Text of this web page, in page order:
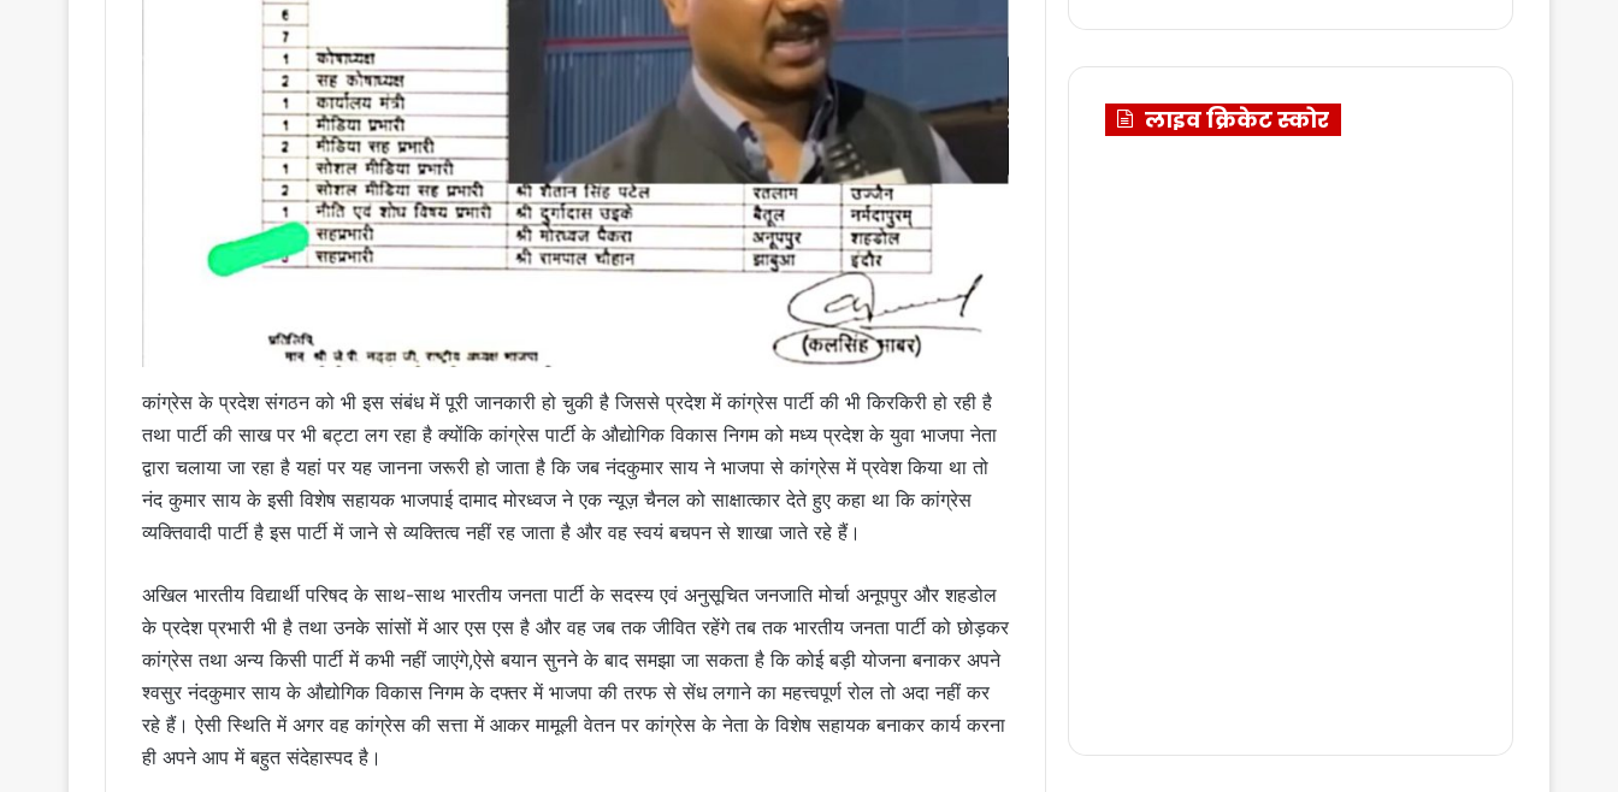
कांग्रेस के प्रदेश संगठन को भी इस संबंध में पूरी जानकारी हो चुकी है जिससे प्रदेश में कांग्रेस पार्टी की भी किरकिरी हो रही है
तथा पार्टी की साख पर भी बट्टा लग रहा है क्योंकि कांग्रेस पार्टी के औद्योगिक विकास निगम को मध्य प्रदेश के युवा भाजपा नेता
द्वारा चलाया जा रहा है यहां पर यह जानना जरूरी हो जाता है कि जब नंदकुमार साय ने भाजपा से कांग्रेस में प्रवेश किया था तो
नंद कुमार साय के इसी विशेष सहायक भाजपाई दामाद मोरध्वज ने एक न्यूज़ चैनल को साक्षात्कार देते हुए कहा था कि कांग्रेस
व्यक्तिवादी पार्टी है इस पार्टी में जाने से व्यक्तित्व नहीं रह जाता है और वह स्वयं बचपन से शाखा जाते रहे हैं।
अखिल भारतीय विद्यार्थी परिषद के साथ-साथ भारतीय जनता पार्टी के सदस्य एवं अनुसूचित जनजाति मोर्चा अनूपपुर और शहडोल
के प्रदेश प्रभारी भी है तथा उनके सांसों में आर एस एस है और वह जब तक जीवित रहेंगे तब तक भारतीय जनता पार्टी को छोड़कर
कांग्रेस तथा अन्य किसी पार्टी में कभी नहीं जाएंगे,ऐसे बयान सुनने के बाद समझा जा सकता है कि कोई बड़ी योजना बनाकर अपने
श्वसुर नंदकुमार साय के औद्योगिक विकास निगम के दफ्तर में भाजपा की तरफ से सेंध लगाने का महत्त्वपूर्ण रोल तो अदा नहीं कर
रहे हैं। ऐसी स्थिति में अगर वह कांग्रेस की सत्ता में आकर मामूली वेतन पर कांग्रेस के नेता के विशेष सहायक बनाकर कार्य करना
ही अपने आप में बहुत संदेहास्पद है।
लाइव क्रिकेट स्कोर